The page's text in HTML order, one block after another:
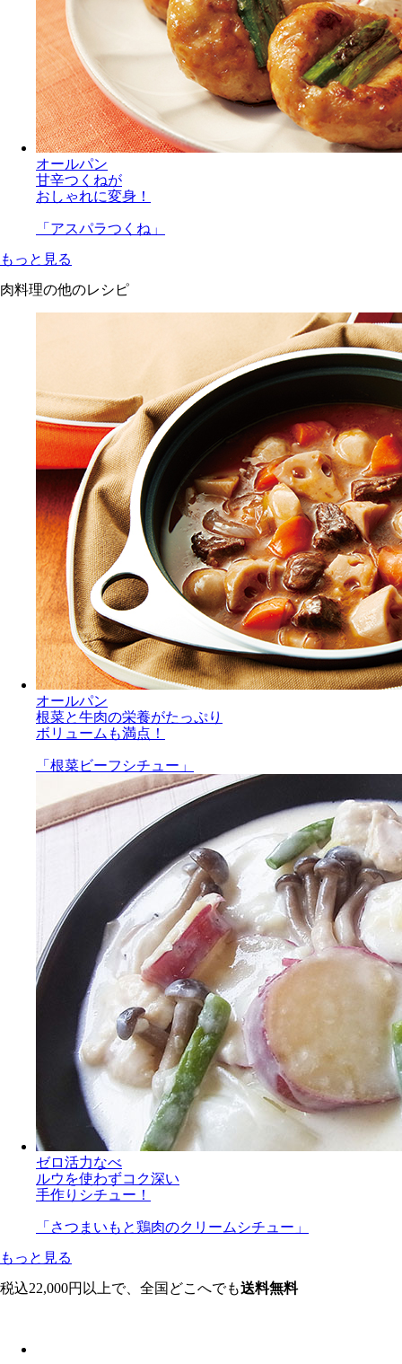
オールパン
甘辛つくねが
おしゃれに変身！
「アスパラつくね」
もっと見る
肉料理の他のレシピ
オールパン
根菜と牛肉の栄養がたっぷり
ボリュームも満点！
「根菜ビーフシチュー」
ゼロ活力なべ
ルウを使わずコク深い
手作りシチュー！
「さつまいもと鶏肉のクリームシチュー」
もっと見る
税込22,000円以上で、全国どこへでも送料無料